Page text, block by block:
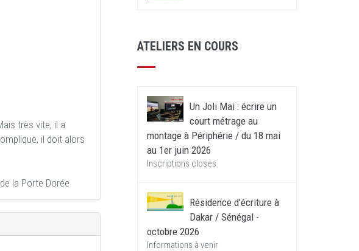
très vite, il a
il doit alors
la Porte Dorée
ATELIERS EN COURS
Un Joli Mai : écrire un
court métrage au
montage à Périphérie / du 18 mai
au 1er juin 2026
Inscriptions closes
Résidence d'écriture à
Dakar / Sénégal -
octobre 2026
Informations à venir